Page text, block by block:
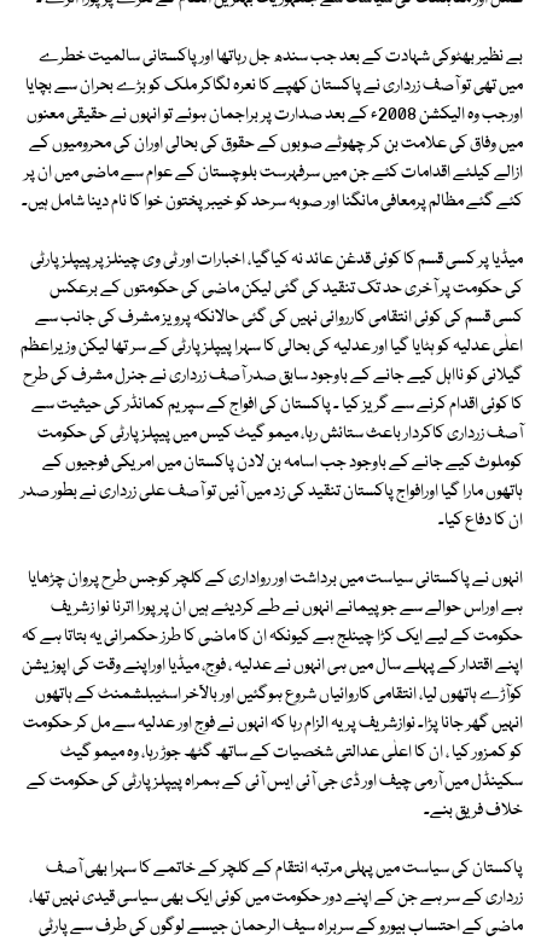
بے نظیر بھٹوکی شہادت کے بعد جب سندھ جل رہاتھا اورپاکستانی سالمیت خطرے
میں تھی تو آصف زرداری نے پاکستان کھپے کا نعرہ لگاکر ملک کو بڑے بحران سے بچایا
اورجب وہ الیکشن 2008ء کے بعد صدارت پر براجمان ہوئے تو انہوں نے حقیقی معنوں
میں وفاق کی علامت بن کر چھوٹے صوبوں کے حقوق کی بحالی اوران کی محرومیوں کے
ازالے کیلئے اقدامات کئے جن میں سرفہرست بلوچستان کے عوام سے ماضی میں ان پر
کئے گئے مظالم پرمعافی مانگنا اور صوبہ سرحد کو خیبر پختون خوا کا نام دینا شامل ہیں۔
میڈیا پر کسی قسم کا کوئی قدغن عائد نہ کیاگیا، اخبارات اور ٹی وی چینلز پر پیپلز پارٹی
کی حکومت پر آخری حد تک تنقید کی گئی لیکن ماضی کی حکومتوں کے برعکس
کسی قسم کی کوئی انتقامی کارروائی نہیں کی گئی حالانکہ پرویز مشرف کی جانب سے
اعلٰی عدلیہ کو ہٹایا گیا اور عدلیہ کی بحالی کا سہرا پیپلز پارٹی کے سر تھا لیکن وزیراعظم
گیلانی کو نااہل کیے جانے کے باوجود سابق صدر آصف زرداری نے جنرل مشرف کی طرح
کا کوئی اقدام کرنے سے گریز کیا ۔ پاکستان کی افواج کے سپریم کمانڈر کی حیثیت سے
آصف زرداری کاکردار باعث ستائش رہا، میمو گیٹ کیس میں پیپلز پارٹی کی حکومت
کوملوث کیے جانے کے باوجود جب اسامہ بن لادن پاکستان میں امریکی فوجیوں کے
ہاتھوں مارا گیا اورافواج پاکستان تنقید کی زد میں آئیں تو آصف علی زرداری نے بطور صدر
ان کا دفاع کیا۔
انہوں نے پاکستانی سیاست میں برداشت اور رواداری کے کلچر کوجس طرح پروان چڑھایا
ہے اوراس حوالے سے جو پیمانے انہوں نے طے کردیئے ہیں ان پر پورا اترنا نوا زشریف
حکومت کے لیے ایک کڑا چینلج ہے کیونکہ ان کا ماضی کا طرز حکمرانی یہ بتاتا ہے کہ
اپنے اقتدار کے پہلے سال میں ہی انہوں نے عدلیہ ، فوج، میڈیا اوراپنے وقت کی اپوزیشن
کوآڑے ہاتھوں لیا، انتقامی کاروائیاں شروع ہوگئیں اور بالآخر اسٹیبلشمنٹ کے ہاتھوں
انہیں گھر جانا پڑا۔ نوازشریف پر یہ الزام رہا کہ انہوں نے فوج اور عدلیہ سے مل کر حکومت
کو کمزور کیا ، ان کا اعلٰی عدالتی شخصیات کے ساتھ گٹھ جوڑ رہا، وہ میمو گیٹ
سکینڈل میں آرمی چیف اور ڈی جی آئی ایس آئی کے ہمراہ پیپلز پارٹی کی حکومت کے
خلاف فریق بنے۔
پاکستان کی سیاست میں پہلی مرتبہ انتقام کے کلچر کے خاتمے کا سہرا بھی آصف
زرداری کے سر ہے جن کے اپنے دور حکومت میں کوئی ایک بھی سیاسی قیدی نہیں تھا،
ماضی کے احتساب بیورو کے سربراہ سیف الرحمان جیسے لوگوں کی طرف سے پارٹی